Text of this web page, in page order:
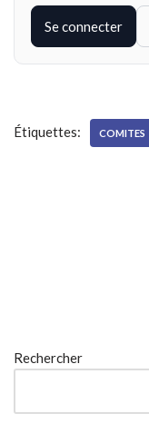
Se connecter
Étiquettes: COMITES
Rechercher